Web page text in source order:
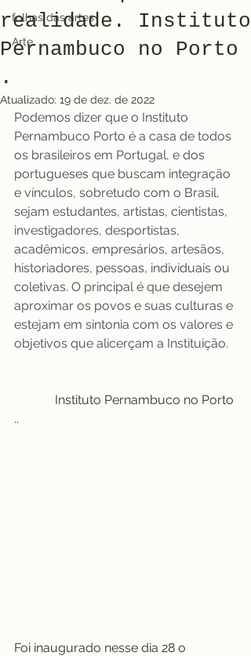
folhas das artes
Arte
realidade. Instituto
Pernambuco no Porto
.
Atualizado: 19 de dez. de 2022
Podemos dizer que o Instituto
Pernambuco Porto é a casa de todos
os brasileiros em Portugal, e dos
portugueses que buscam integração
e vínculos, sobretudo com o Brasil,
sejam estudantes, artistas, cientistas,
investigadores, desportistas,
acadêmicos, empresários, artesãos,
historiadores, pessoas, individuais ou
coletivas. O principal é que desejem
aproximar os povos e suas culturas e
estejam em sintonia com os valores e
objetivos que alicerçam a Instituição.
Instituto Pernambuco no Porto
..
Foi inaugurado nesse dia 28 o